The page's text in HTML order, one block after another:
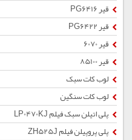
قیر PG6416
قیر PG6422
قیر 6070
قیر 85100
لوب کات سبک
لوب کات سنگین
پلی اتیلن سبک فیلم LP0470KJ
پلی پروپیلن فیلم ZH525J